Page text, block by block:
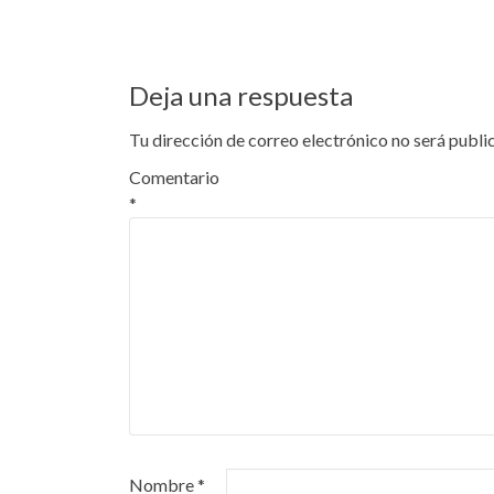
Deja una respuesta
Tu dirección de correo electrónico no será
Comentario
*
Nombre*